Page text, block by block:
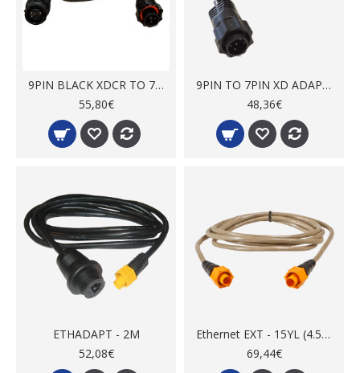
9PIN BLACK XDCR TO 7PIN BLUE ADAPTER
55,80€
9PIN TO 7PIN XD ADAPTER / AIRMAR Compatible
48,36€
ETHADAPT - 2M
52,08€
Ethernet EXT - 15YL (4.5m)
69,44€